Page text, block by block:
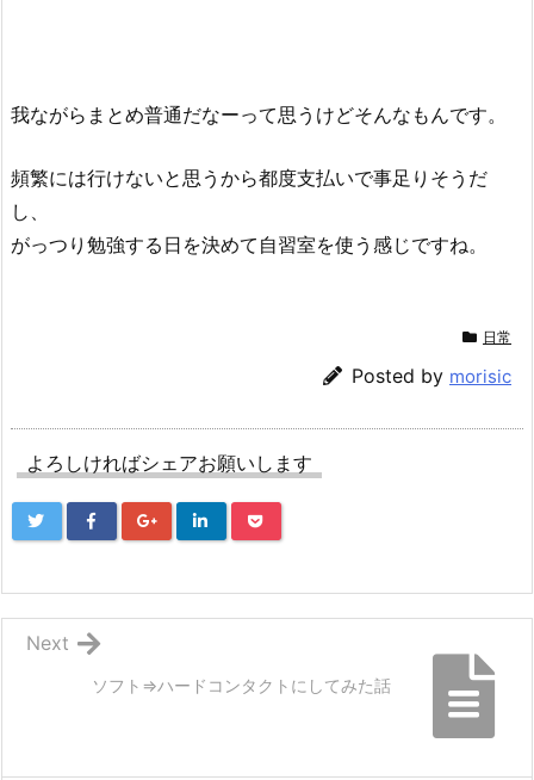
我ながらまとめ普通だなーって思うけどそんなもんです。
頻繁には行けないと思うから都度支払いで事足りそうだ
し、
がっつり勉強する日を決めて自習室を使う感じですね。
日常
Posted by morisic
よろしければシェアお願いします
ソフト⇒ハードコンタクトにしてみた話
Next